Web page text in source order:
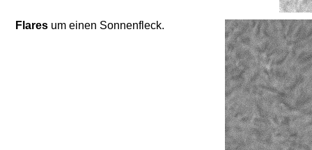
Flares um einen Sonnenfleck.